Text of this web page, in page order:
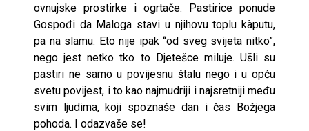
ovnujske prostirke i ogrtače. Pastirice ponude
Gospođi da Maloga stavi u njihovu toplu kàputu,
pa na slamu. Eto nije ipak “od sveg svijeta nitko”,
nego jest netko tko to Djetešce miluje. Ušli su
pastiri ne samo u povijesnu štalu nego i u opću
svetu povijest, i to kao najmudriji i najsretniji među
svim ljudima, koji spoznaše dan i čas Božjega
pohoda. I odazvaše se!